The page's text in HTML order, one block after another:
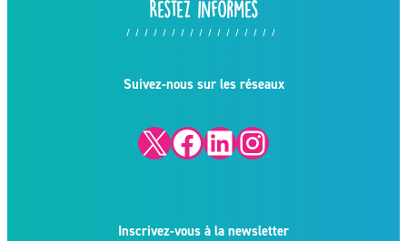
Restez informés
Suivez-nous sur les réseaux
X Facebook LinkedIn Instagram
Inscrivez-vous à la newsletter